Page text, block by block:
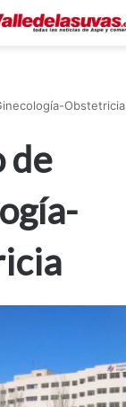
Obstetricia
de